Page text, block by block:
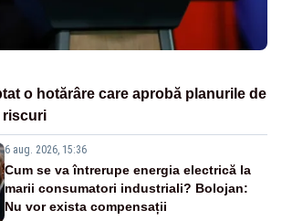
o hotărâre care aprobă planurile de
riscuri
6 aug. 2026, 15:36
Cum se va întrerupe energia electrică la
marii consumatori industriali? Bolojan:
Nu vor exista compensații